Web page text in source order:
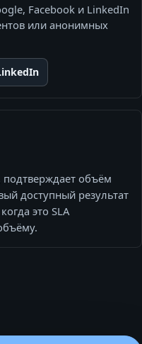
Facebook и LinkedIn
или анонимных
подтверждает объём
доступный результат
это SLA